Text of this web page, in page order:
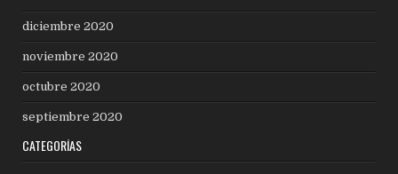
diciembre 2020
noviembre 2020
octubre 2020
septiembre 2020
CATEGORÍAS